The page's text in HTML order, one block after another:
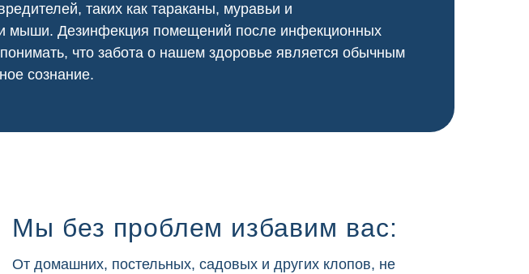
таких как тараканы, муравьи и
мыши. Дезинфекция помещений после инфекционных
что забота о нашем здоровье является обычным
сознание.
Мы без проблем избавим вас:
От домашних, постельных, садовых и других клопов, не